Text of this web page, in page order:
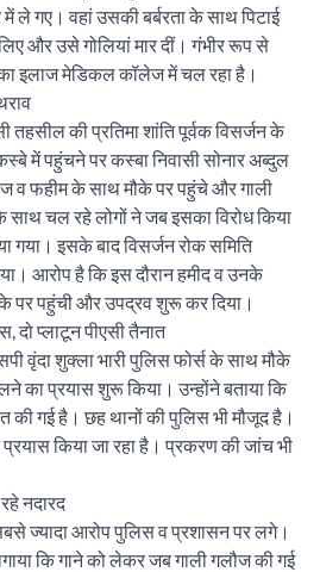
ले गए। वहां उसकी बर्बरता के साथ पिटाई
और उसे गोलियां मार दीं। गंभीर रूप से
इलाज मेडिकल कॉलेज में चल रहा है।
तहसील की प्रतिमा शांति पूर्वक विसर्जन के
में पहुंचने पर कस्बा निवासी सोनार अब्दुल
व फहीम के साथ मौके पर पहुंचे और गाली
चल रहे लोगों ने जब इसका विरोध किया
गया। इसके बाद विसर्जन रोक समिति
आरोप है कि इस दौरान हमीद व उनके
पर पहुंची और उपद्रव शुरू कर दिया।
दो प्लाटून पीएसी तैनात
वृंदा शुक्ला भारी पुलिस फोर्स के साथ मौके
का प्रयास शुरू किया। उन्होंने बताया कि
की गई है। छह थानों की पुलिस भी मौजूद है।
किया जा रहा है। प्रकरण की जांच भी
नदारद
ज्यादा आरोप पुलिस व प्रशासन पर लगे।
कि गाने को लेकर जब गाली गलौज की गई